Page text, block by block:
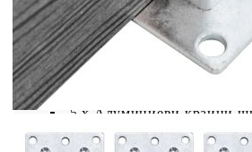
Доставката съдържа:
35 x Дъска за ограда
6 x Стълба със стоманени
5 х Алуминиеви крайни
Аксесоари за монтаж